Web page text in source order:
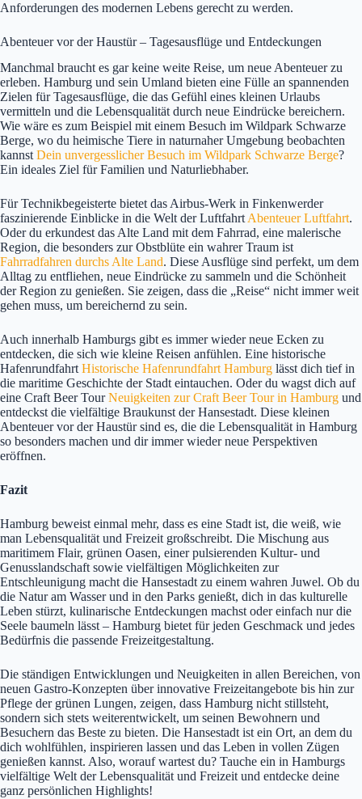
Anforderungen des modernen Lebens gerecht zu werden.
Abenteuer vor der Haustür – Tagesausflüge und Entdeckungen
Manchmal braucht es gar keine weite Reise, um neue Abenteuer zu
erleben. Hamburg und sein Umland bieten eine Fülle an spannenden
Zielen für Tagesausflüge, die das Gefühl eines kleinen Urlaubs
vermitteln und die Lebensqualität durch neue Eindrücke bereichern.
Wie wäre es zum Beispiel mit einem Besuch im Wildpark Schwarze
Berge, wo du heimische Tiere in naturnaher Umgebung beobachten
kannstDein unvergesslicher Besuch im Wildpark Schwarze Berge?
Ein ideales Ziel für Familien und Naturliebhaber.
Für Technikbegeisterte bietet das Airbus-Werk in Finkenwerder
faszinierende Einblicke in die Welt der LuftfahrtAbenteuer Luftfahrt.
Oder du erkundest das Alte Land mit dem Fahrrad, eine malerische
Region, die besonders zur Obstblüte ein wahrer Traum ist
Fahrradfahren durchs Alte Land. Diese Ausflüge sind perfekt, um dem
Alltag zu entfliehen, neue Eindrücke zu sammeln und die Schönheit
der Region zu genießen. Sie zeigen, dass die „Reise“ nicht immer weit
gehen muss, um bereichernd zu sein.
Auch innerhalb Hamburgs gibt es immer wieder neue Ecken zu
entdecken, die sich wie kleine Reisen anfühlen. Eine historische
HafenrundfahrtHistorische Hafenrundfahrt Hamburg lässt dich tief in
die maritime Geschichte der Stadt eintauchen. Oder du wagst dich auf
eine Craft Beer TourNeuigkeiten zur Craft Beer Tour in Hamburg und
entdeckst die vielfältige Braukunst der Hansestadt. Diese kleinen
Abenteuer vor der Haustür sind es, die die Lebensqualität in Hamburg
so besonders machen und dir immer wieder neue Perspektiven
eröffnen.
Fazit
Hamburg beweist einmal mehr, dass es eine Stadt ist, die weiß, wie
man Lebensqualität und Freizeit großschreibt. Die Mischung aus
maritimem Flair, grünen Oasen, einer pulsierenden Kultur- und
Genusslandschaft sowie vielfältigen Möglichkeiten zur
Entschleunigung macht die Hansestadt zu einem wahren Juwel. Ob du
die Natur am Wasser und in den Parks genießt, dich in das kulturelle
Leben stürzt, kulinarische Entdeckungen machst oder einfach nur die
Seele baumeln lässt – Hamburg bietet für jeden Geschmack und jedes
Bedürfnis die passende Freizeitgestaltung.
Die ständigen Entwicklungen und Neuigkeiten in allen Bereichen, von
neuen Gastro-Konzepten über innovative Freizeitangebote bis hin zur
Pflege der grünen Lungen, zeigen, dass Hamburg nicht stillsteht,
sondern sich stets weiterentwickelt, um seinen Bewohnern und
Besuchern das Beste zu bieten. Die Hansestadt ist ein Ort, an dem du
dich wohlfühlen, inspirieren lassen und das Leben in vollen Zügen
genießen kannst. Also, worauf wartest du? Tauche ein in Hamburgs
vielfältige Welt der Lebensqualität und Freizeit und entdecke deine
ganz persönlichen Highlights!